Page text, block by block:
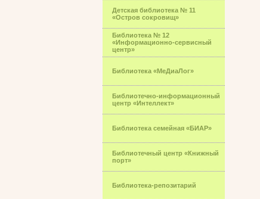
Детская библиотека № 11
«Остров сокровищ»
Библиотека № 12
«Информационно-сервисный
центр»
Библиотека «МеДиаЛог»
Библиотечно-информационный
центр «Интеллект»
Библиотека семейная «БИАР»
Библиотечный центр «Книжный
порт»
Библиотека-репозитарий